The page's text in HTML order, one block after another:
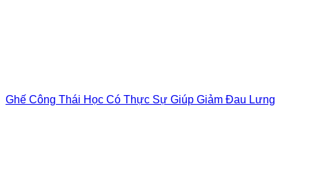
Ghế Công Thái Học Có Thực Sự Giúp Giảm Đau Lưng